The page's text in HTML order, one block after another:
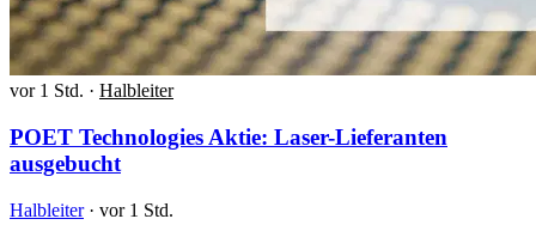
vor 1 Std. · Halbleiter
POET Technologies Aktie: Laser-Lieferanten
ausgebucht
Halbleiter · vor 1 Std.